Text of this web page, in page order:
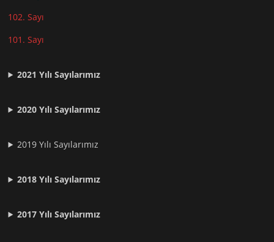
102. Sayı
101. Sayı
2021 Yılı Sayılarımız
2020 Yılı Sayılarımız
2019 Yılı Sayılarımız
2018 Yılı Sayılarımız
2017 Yılı Sayılarımız